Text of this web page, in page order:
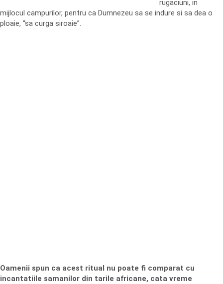
rugaciuni, in
mijlocul campurilor, pentru ca Dumnezeu sa se indure si sa dea o
ploaie, “sa curga siroaie”.
Oamenii spun ca acest ritual nu poate fi comparat cu
incantatiile samanilor din tarile africane, cata vreme